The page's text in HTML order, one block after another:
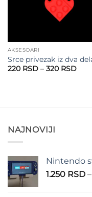
AKSESOARI
Srce privezak iz dva
220 RSD – 320 RSD
NAJNOVIJI
Nintendo
1.250 RSD –